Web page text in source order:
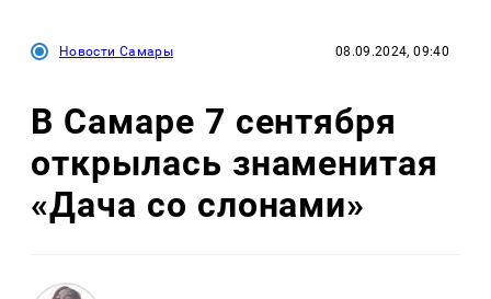
Новости Самары 08.09.2024, 09:40
В Самаре 7 сентября
открылась знаменитая
«Дача со слонами»